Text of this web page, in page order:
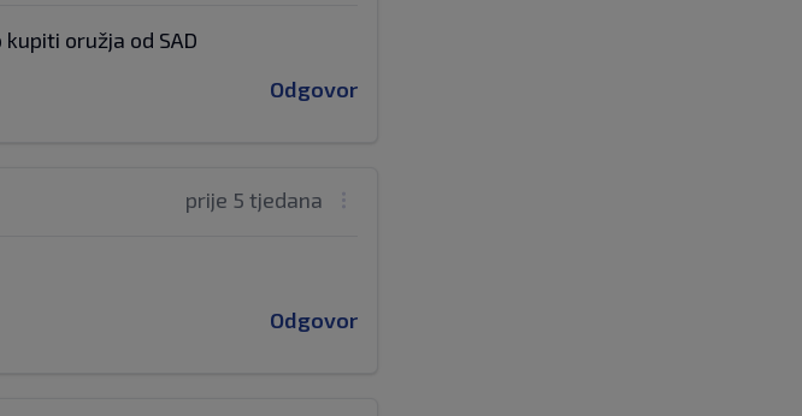
oružja od SAD
Odgovor
prije 5 tjedana
Odgovor